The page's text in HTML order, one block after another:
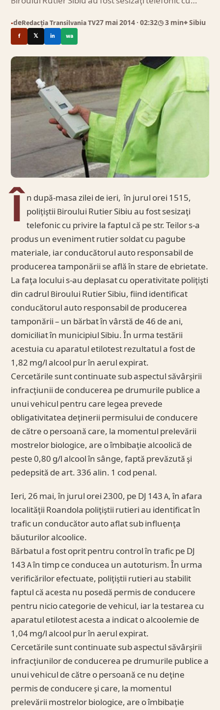
●deRedacția Transilvania TV27 mai 2014 · 02:32◷ 3 min⌖ Sibiu
f 𝕏 in wa
Î n după-masa zilei de ieri, în jurul orei 1515,
poliţiştii Biroului Rutier Sibiu au fost sesizaţi
telefonic cu privire la faptul că pe str. Teilor s-a
produs un eveniment rutier soldat cu pagube
materiale, iar conducătorul auto responsabil de
producerea tamponării se află în stare de ebrietate.
La faţa locului s-au deplasat cu operativitate poliţişti
din cadrul Biroului Rutier Sibiu, fiind identificat
conducătorul auto responsabil de producerea
tamponării – un bărbat în vârstă de 46 de ani,
domiciliat în municipiul Sibiu. În urma testării
acestuia cu aparatul etilotest rezultatul a fost de
1,82 mg/l alcool pur în aerul expirat.
Cercetările sunt continuate sub aspectul săvârşirii
infracţiunii de conducerea pe drumurile publice a
unui vehicul pentru care legea prevede
obligativitatea deţinerii permisului de conducere
de către o persoană care, la momentul prelevării
mostrelor biologice, are o îmbibaţie alcoolică de
peste 0,80 g/l alcool în sânge, faptă prevăzută şi
pedepsită de art. 336 alin. 1 cod penal.
Ieri, 26 mai, în jurul orei 2300, pe DJ 143 A, în afara
localităţii Roandola poliţiştii rutieri au identificat în
trafic un conducător auto aflat sub influenţa
băuturilor alcoolice.
Bărbatul a fost oprit pentru control în trafic pe DJ
143 A în timp ce conducea un autoturism. În urma
verificărilor efectuate, poliţiştii rutieri au stabilit
faptul că acesta nu posedă permis de conducere
pentru nicio categorie de vehicul, iar la testarea cu
aparatul etilotest acesta a indicat o alcoolemie de
1,04 mg/l alcool pur în aerul expirat.
Cercetările sunt continuate sub aspectul săvârşirii
infracţiunilor de conducerea pe drumurile publice a
unui vehicul de către o persoană ce nu deţine
permis de conducere şi care, la momentul
prelevării mostrelor biologice, are o îmbibaţie